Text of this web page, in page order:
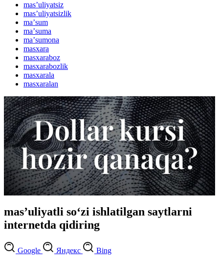
masʼuliyatsiz
masʼuliyatsizlik
maʼsum
maʼsuma
maʼsumona
masxara
masxaraboz
masxarabozlik
masxarala
masxaralan
masʼuliyatli so‘zi ishlatilgan saytlarni
internetda qidiring
Google Яндекс Bing